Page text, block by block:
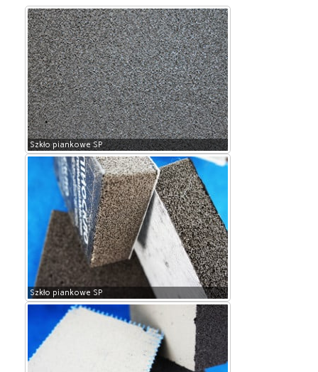
Szkło piankowe SP
Szkło piankowe SP